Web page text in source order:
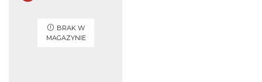
BRAK W
MAGAZYNIE